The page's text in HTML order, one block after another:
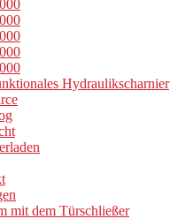
Hydraulikscharnier
mit dem Türschließer